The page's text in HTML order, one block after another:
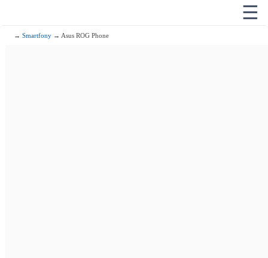
☰
→Smartfony → Asus ROG Phone